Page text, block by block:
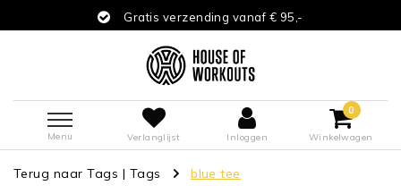
Gratis verzending vanaf € 95,-
Menu Verlanglijst Inloggen
0
Winkelwagen
Terug naar Tags | Tags blue tee